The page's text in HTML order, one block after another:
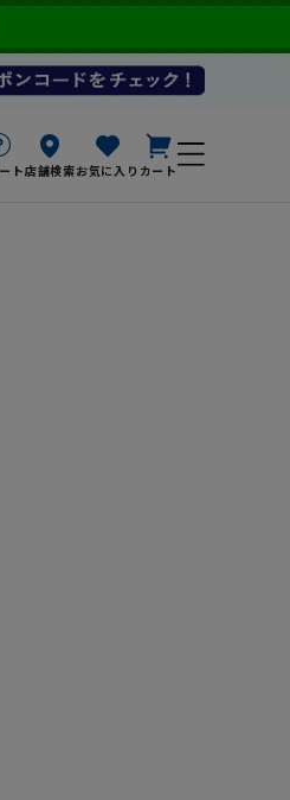
ト店舗検索お気に入り カート